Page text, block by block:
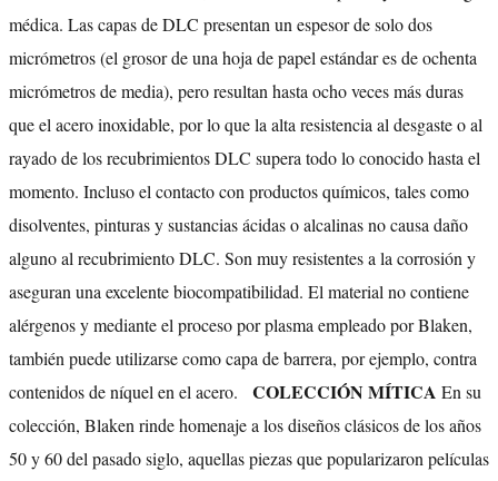
médica. Las capas de DLC presentan un espesor de solo dos
micrómetros (el grosor de una hoja de papel estándar es de ochenta
micrómetros de media), pero resultan hasta ocho veces más duras
que el acero inoxidable, por lo que la alta resistencia al desgaste o al
rayado de los recubrimientos DLC supera todo lo conocido hasta el
momento. Incluso el contacto con productos químicos, tales como
disolventes, pinturas y sustancias ácidas o alcalinas no causa daño
alguno al recubrimiento DLC. Son muy resistentes a la corrosión y
aseguran una excelente biocompatibilidad. El material no contiene
alérgenos y mediante el proceso por plasma empleado por Blaken,
también puede utilizarse como capa de barrera, por ejemplo, contra
contenidos de níquel en el acero. COLECCIÓN MÍTICA En su
colección, Blaken rinde homenaje a los diseños clásicos de los años
50 y 60 del pasado siglo, aquellas piezas que popularizaron películas